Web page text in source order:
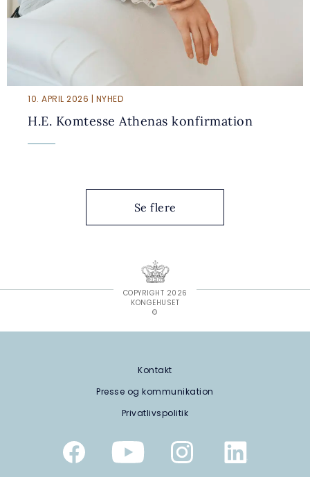
10. APRIL 2026 | NYHED
H.E. Komtesse Athenas konfirmation
Se flere
COPYRIGHT 2026
KONGEHUSET
©
Kontakt
Presse og kommunikation
Privatlivspolitik